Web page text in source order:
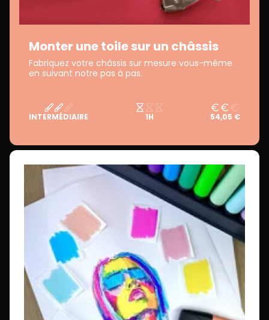
Monter une toile sur un châssis
Fabriquez votre châssis sur mesure vous-même
en suivant notre pas à pas.
INTERMÉDIAIRE 1H 54,05 €